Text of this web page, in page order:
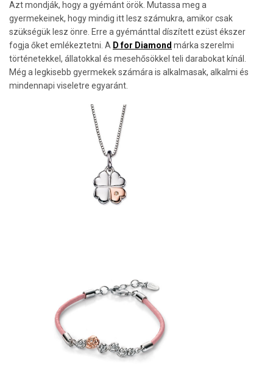
Azt mondják, hogy a gyémánt örök. Mutassa meg a
gyermekeinek, hogy mindig itt lesz számukra, amikor csak
szükségük lesz önre. Erre a gyémánttal díszített ezüst ékszer
fogja őket emlékeztetni. A D for Diamond márka szerelmi
történetekkel, állatokkal és mesehősökkel teli darabokat kínál.
Még a legkisebb gyermekek számára is alkalmasak, alkalmi és
mindennapi viseletre egyaránt.